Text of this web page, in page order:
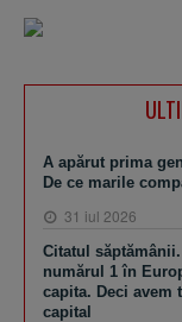
A apărut prima
De ce marile
31 iul 2026
Citatul
numărul 1 în
capita. Deci avem
capital